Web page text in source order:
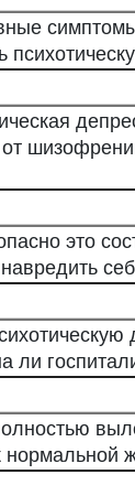
от
это
ли
нормальной